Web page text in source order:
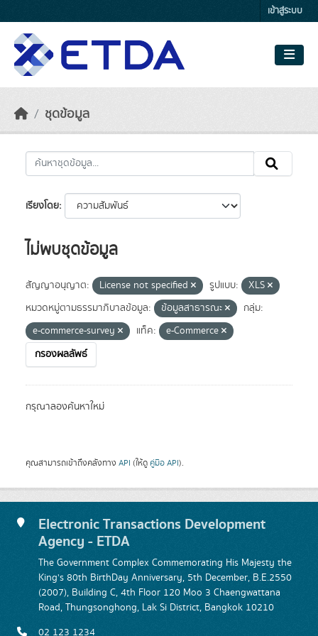
เข้าสู่ระบบ
ชุดข้อมูล
เรียงโดย
ไม่พบชุดข้อมูล
สัญญาอนุญาต: License not specified รูปแบบ:
XLS
หมวดหมู่ตามธรรมาภิบาลข้อมูล:
ข้อมูลสาธารณะ
กลุ่ม:
e-commerce-survey
แท็ค:
e-Commerce
กรองผลลัพธ์
กรุณาลองค้นหาใหม่
คุณสามารถเข้าถึงคลังทาง API (ให้ดู คู่มือ API).
Electronic Transactions Development
Agency - ETDA
The Government Complex Commemorating His Majesty the
King's 80th BirthDay Anniversary, 5th December, B.E.2550
(2007), Building C, 4th Floor 120 Moo 3 Chaengwattana
Road, Thungsonghong, Lak Si District, Bangkok 10210
02 123 1234